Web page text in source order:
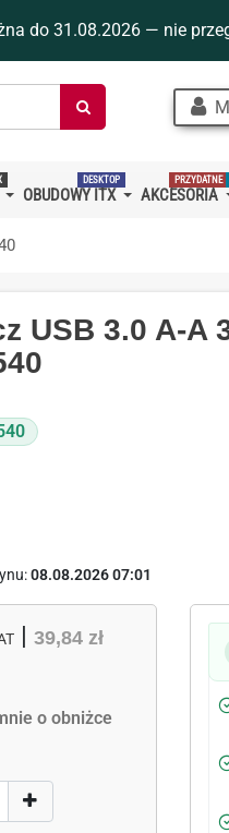
do 31.08.2026 — nie
Szukaj
w
OBUDOWY ITX
DESKTOP
AKCESORIA
PRZYDATNE
USB 3.0 A-A
08.08.2026 07:01
| 39,84 zł
Alerto obniżce